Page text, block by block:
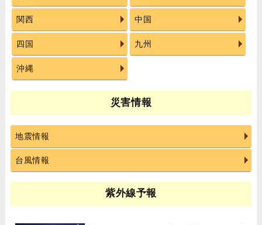
関西 中国
四国 九州
沖縄
災害情報
地震情報
台風情報
紫外線予報